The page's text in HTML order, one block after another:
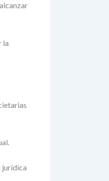
la
jurídica